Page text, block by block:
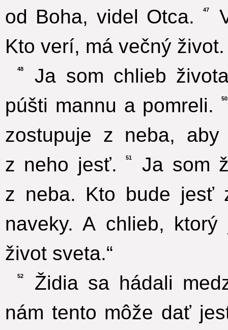
od Boha, videl Otca.
47
Kto verí, má večný život.
48
Ja som chlieb
púšti mannu a pomreli.
50
zostupuje z neba,
z neho jesť.
51
Ja som
z neba. Kto bude jesť
naveky. A chlieb,
život sveta.“
52
Židia sa hádali
nám tento môže dať